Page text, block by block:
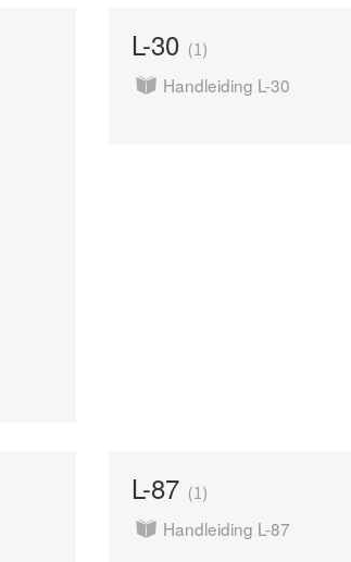
L-30 1
Handleiding L-30
L-87 1
Handleiding L-87